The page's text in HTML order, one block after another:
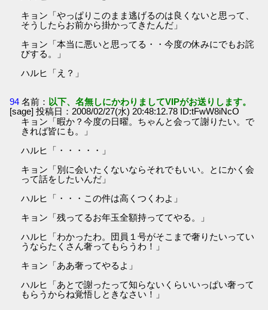
キョン「やっぱりこのまま逃げるのは良くないと思って、
そうしたらお前から掛かってきたんだ」
キョン「本当に悪いと思ってる・・今度の休みにでもお詫
びする。」
ハルヒ「え？」
94 名前： 以下、名無しにかわりましてVIPがお送りします。
[sage] 投稿日：2008/02/27(水) 20:48:12.78 ID:tFwW8iNcO
キョン「暇か？今度の日曜。ちゃんと会って謝りたい。で
きれば皆にも。」
ハルヒ「・・・・・」
キョン「別に会いたくないならそれでもいい。とにかく会
って話をしたいんだ」
ハルヒ「・・・この件は高くつくわよ」
キョン「残ってるお年玉全額持っててやる。」
ハルヒ「わかったわ。団員１号がそこまで奢りたいってい
うならたくさん奢ってもらうわ！」
キョン「ああ奢ってやるよ」
ハルヒ「あとで謝ったって知らないくらいいっぱい奢って
もらうからね覚悟しときなさい！」